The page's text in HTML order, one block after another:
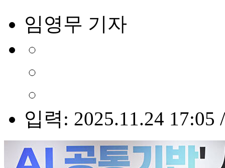
임영무 기자
입력: 2025.11.24 17:05